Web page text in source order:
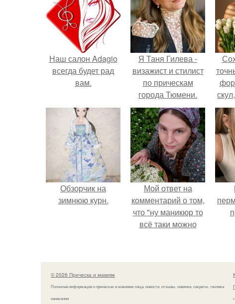
Наш салон Adagio
всегда будет рад
вам.
Я Таня Гилева -
визажист и стилист
по прическам
города Тюмени.
Обзорчик на
зимнюю курн.
Мой ответ на
комментарий о том,
что "ну маникюр то
всё таки можно
© 2026 Прическа и макияж
Полезная информация о прическах и макияже лица, новости, отзывы, новинки, секреты, техника
нанесения